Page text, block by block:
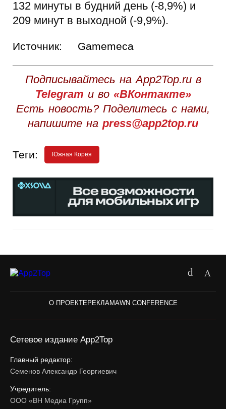
132 минуты в будний день (-8,9%) и
209 минут в выходной (-9,9%).
Источник: Gamemeca
Подписывайтесь на App2Top.ru в
Telegram и во «ВКонтакте»
Есть новость? Поделитесь с нами,
напишите на press@app2top.ru
Теги: Южная Корея
О ПРОЕКТЕРЕКЛАМАWN CONFERENCE
Сетевое издание App2Top
Главный редактор:
Семенов Александр Георгиевич
Учредитель:
ООО «ВН Медиа Групп»